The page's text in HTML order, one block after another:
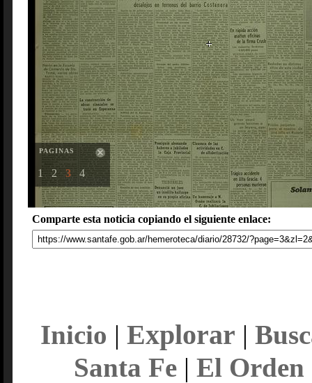
PAGINAS
1 2 3 4
Comparte esta noticia copiando el siguiente enlace:
Inicio | Explorar |
Santa Fe| El Orden